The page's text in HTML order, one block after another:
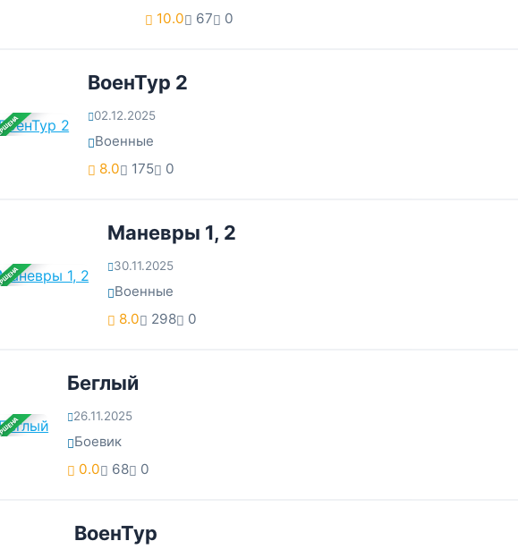
10.0
67 0
ВоенТур 2
02.12.2025
Военные
8.0
175 0
Маневры 1, 2
30.11.2025
Военные
8.0
298 0
Беглый
26.11.2025
Боевик
0.0
68 0
ВоенТур